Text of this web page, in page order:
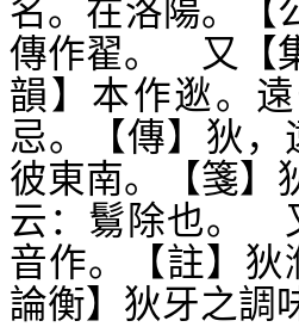
名。在洛陽。【
傳作翟。 又【
韻】本作逖。
忌。【傳】狄
彼東南。【箋】
云：鬄除也。
音作。【註】
論衡】狄牙之調